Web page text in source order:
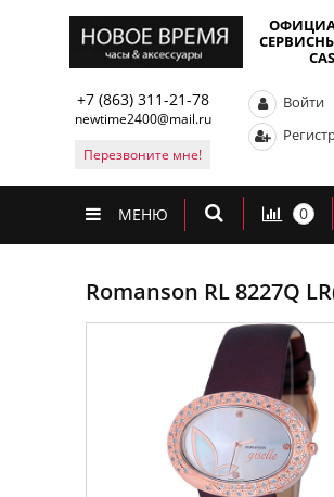
+7 (863) 311-21-78
newtime2400@mail.ru
Перезвоните мне!
Войти
МЕНЮ 0
Romanson RL 8227Q